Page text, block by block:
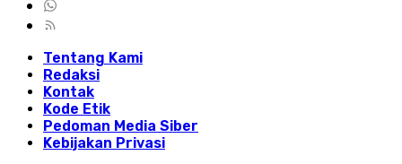
Tentang Kami
Redaksi
Kontak
Kode Etik
Pedoman Media Siber
Kebijakan Privasi